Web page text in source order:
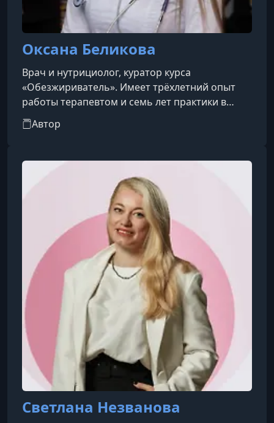
Оксана Беликова
Врач и нутрициолог, куратор курса
«Обезжириватель». Имеет трёхлетний опыт
работы терапевтом и семь лет практики в
области косметологии.
Автор
Светлана Незванова